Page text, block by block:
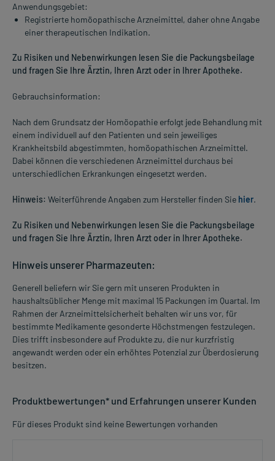
Anwendungsgebiet:
Registrierte homöopathische Arzneimittel, daher ohne Angabe
einer therapeutischen Indikation.
Zu Risiken und Nebenwirkungen lesen Sie die Packungsbeilage
und fragen Sie Ihre Ärztin, Ihren Arzt oder in Ihrer Apotheke.
Gebrauchsinformation:
Nach dem Grundsatz der Homöopathie erfolgt jede Behandlung mit
einem individuell auf den Patienten und sein jeweiliges
Krankheitsbild abgestimmten, homöopathischen Arzneimittel.
Dabei können die verschiedenen Arzneimittel durchaus bei
unterschiedlichen Erkrankungen eingesetzt werden.
Hinweis: Weiterführende Angaben zum Hersteller finden Sie hier.
Zu Risiken und Nebenwirkungen lesen Sie die Packungsbeilage
und fragen Sie Ihre Ärztin, Ihren Arzt oder in Ihrer Apotheke.
Hinweis unserer Pharmazeuten:
Generell beliefern wir Sie gern mit unseren Produkten in
haushaltsüblicher Menge mit maximal 15 Packungen im Quartal. Im
Rahmen der Arzneimittelsicherheit behalten wir uns vor, für
bestimmte Medikamente gesonderte Höchstmengen festzulegen.
Dies trifft insbesondere auf Produkte zu, die nur kurzfristig
angewandt werden oder ein erhöhtes Potenzial zur Überdosierung
besitzen.
Produktbewertungen* und Erfahrungen unserer Kunden
Für dieses Produkt sind keine Bewertungen vorhanden